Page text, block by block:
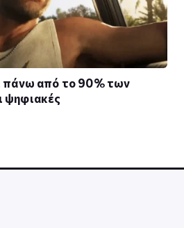
πάνω από το 90% των
ψηφιακές